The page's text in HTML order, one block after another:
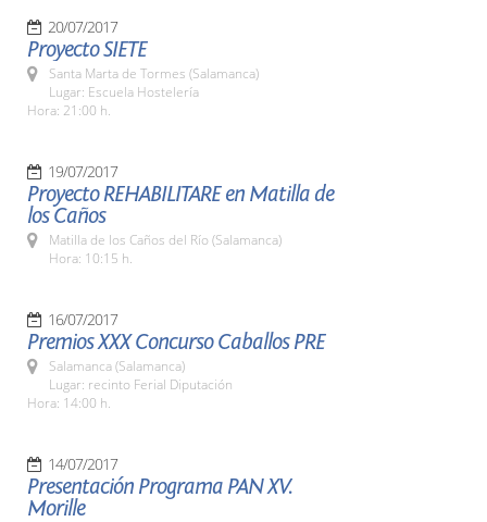
20/07/2017
Proyecto SIETE
Santa Marta de Tormes (Salamanca)
Lugar: Escuela Hostelería
Hora: 21:00 h.
19/07/2017
Proyecto REHABILITARE en Matilla de
los Caños
Matilla de los Caños del Río (Salamanca)
Hora: 10:15 h.
16/07/2017
Premios XXX Concurso Caballos PRE
Salamanca (Salamanca)
Lugar: recinto Ferial Diputación
Hora: 14:00 h.
14/07/2017
Presentación Programa PAN XV.
Morille